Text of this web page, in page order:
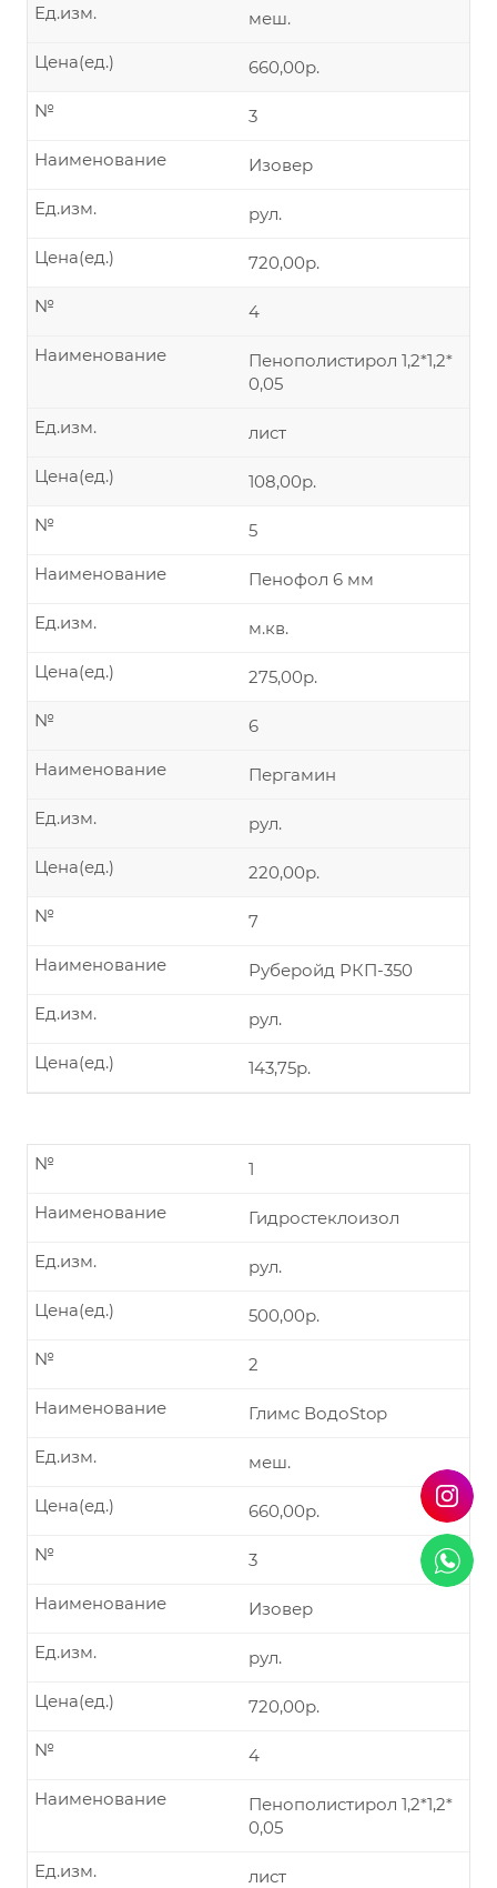
меш.
Ед.изм.
660,00р.
Цена(ед.)
3
№
Изовер
Наименование
рул.
Ед.изм.
720,00р.
Цена(ед.)
4
№
Пенополистирол 1,2*1,2*
0,05
Наименование
лист
Ед.изм.
108,00р.
Цена(ед.)
5
№
Пенофол 6 мм
Наименование
м.кв.
Ед.изм.
275,00р.
Цена(ед.)
6
№
Пергамин
Наименование
рул.
Ед.изм.
220,00р.
Цена(ед.)
7
№
Руберойд РКП-350
Наименование
рул.
Ед.изм.
143,75р.
Цена(ед.)
1
№
Гидростеклоизол
Наименование
рул.
Ед.изм.
500,00р.
Цена(ед.)
2
№
Глимс ВодоStop
Наименование
меш.
Ед.изм.
660,00р.
Цена(ед.)
3
№
Изовер
Наименование
рул.
Ед.изм.
720,00р.
Цена(ед.)
4
№
Пенополистирол 1,2*1,2*
0,05
Наименование
лист
Ед.изм.